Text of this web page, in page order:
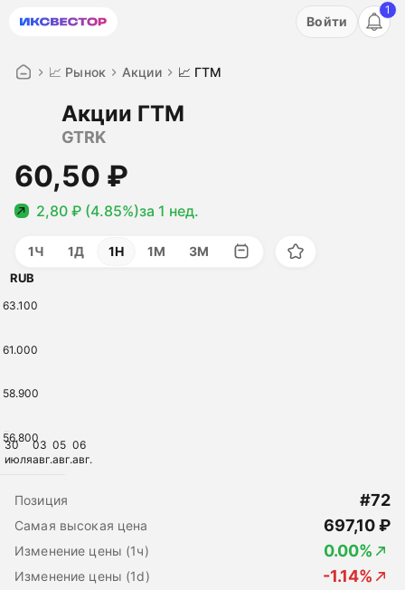
Акция: бесплатный пробный период на 3 дня!
Войти
1
📈 Рынок Акции 📈 ГТМ
Акции ГТМ
GTRK
60,50 ₽
2,80 ₽ (4.85%)за 1 нед.
1Ч 1Д 1Н 1М 3М
30
июля
03
авг.
05
авг.
06
авг.
RUB
63.100
61.000
58.900
56.800
Позиция #72
Самая высокая цена 697,10 ₽
Изменение цены (1ч) 0.00%
Изменение цены (1d) -1.14%